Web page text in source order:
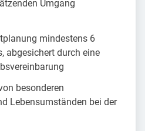
Umgang
mindestens 6
abgesichert durch eine
besonderen
Lebensumständen bei der